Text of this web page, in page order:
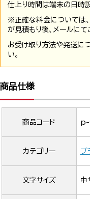
仕上り時間は端末の日時
※正確な料金については
が見積もり後、メールにて
お受け取り方法や発送に
い。
商品仕様
商品コード
カテゴリー プ
文字サイズ 中